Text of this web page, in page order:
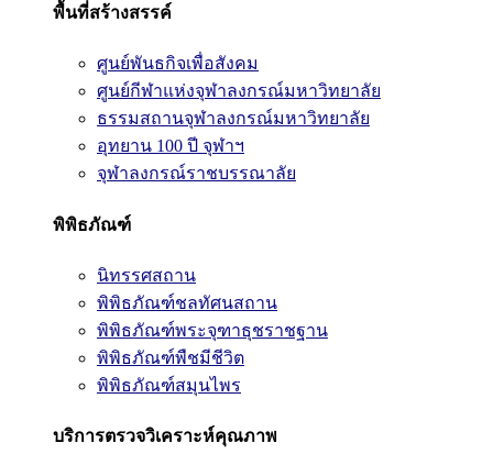
พื้นที่สร้างสรรค์
ศูนย์พันธกิจเพื่อสังคม
ศูนย์กีฬาแห่งจุฬาลงกรณ์มหาวิทยาลัย
ธรรมสถานจุฬาลงกรณ์มหาวิทยาลัย
อุทยาน 100 ปี จุฬาฯ
จุฬาลงกรณ์ราชบรรณาลัย
พิพิธภัณฑ์
นิทรรศสถาน
พิพิธภัณฑ์ชลทัศนสถาน
พิพิธภัณฑ์พระจุฑาธุชราชฐาน
พิพิธภัณฑ์พืชมีชีวิต
พิพิธภัณฑ์สมุนไพร
บริการตรวจวิเคราะห์คุณภาพ